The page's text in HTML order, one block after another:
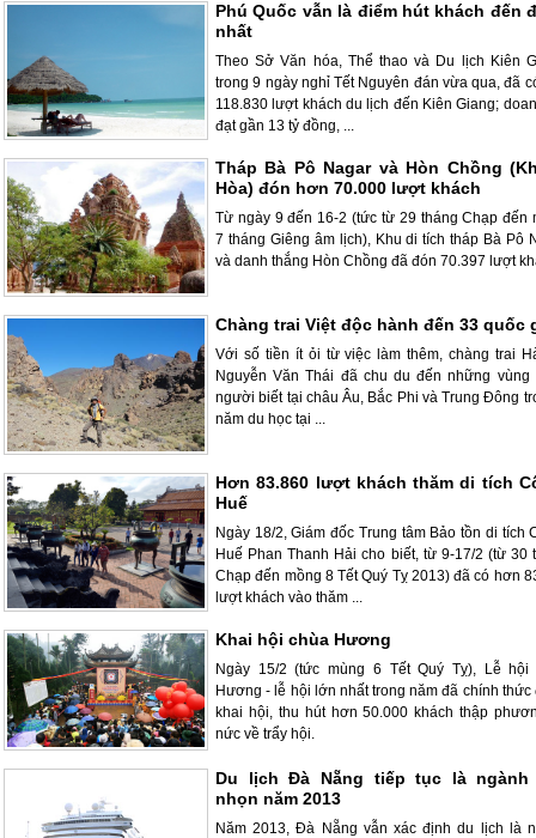
Phú Quốc vẫn là điểm hút khách đến
nhất
Theo Sở Văn hóa, Thể thao và Du lịch Kiên
trong 9 ngày nghỉ Tết Nguyên đán vừa qua, đã
118.830 lượt khách du lịch đến Kiên Giang;
đạt gần 13 tỷ đồng, ...
Tháp Bà Pô Nagar và Hòn Chồng
Hòa) đón hơn 70.000 lượt khách
Từ ngày 9 đến 16-2 (tức từ 29 tháng Chạp đến
7 tháng Giêng âm lịch), Khu di tích tháp Bà Pô
và danh thắng Hòn Chồng đã đón 70.397 lượt
Chàng trai Việt độc hành đến 33 quốc
Với số tiền ít ỏi từ việc làm thêm, chàng trai
Nguyễn Văn Thái đã chu du đến những vùng
người biết tại châu Âu, Bắc Phi và Trung Đông
năm du học tại ...
Hơn 83.860 lượt khách thăm di tích
Huế
Ngày 18/2, Giám đốc Trung tâm Bảo tồn di tích
Huế Phan Thanh Hải cho biết, từ 9-17/2 (từ 30
Chạp đến mồng 8 Tết Quý Tỵ 2013) đã có hơn
lượt khách vào thăm ...
Khai hội chùa Hương
Ngày 15/2 (tức mùng 6 Tết Quý Tỵ), Lễ hội
Hương - lễ hội lớn nhất trong năm đã chính thức
khai hội, thu hút hơn 50.000 khách thập
nức về trẩy hội.
Du lịch Đà Nẵng tiếp tục là ngành
nhọn năm 2013
Năm 2013, Đà Nẵng vẫn xác định du lịch là